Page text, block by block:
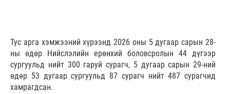
Тус арга хэмжээний хүрээнд 2026 оны 5 дугаар сарын 28-
ны өдөр Нийслэлийн ерөнхий боловсролын 44 дүгээр
сургуульд нийт 300 гаруй сурагч, 5 дугаар сарын 29-ний
өдөр 53 дугаар сургуульд 87 сурагч нийт 487 сурагчид
хамрагдсан.